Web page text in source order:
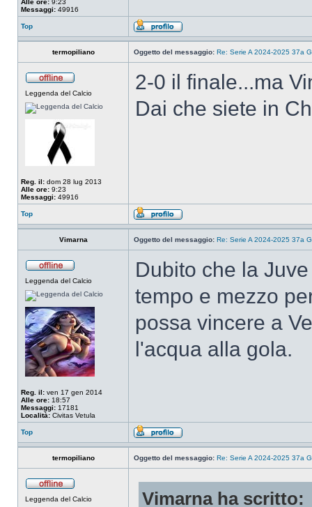
Alle ore: 9:23
Messaggi: 49916
Top
termopiliano Oggetto del messaggio: Re: Serie A 2024-2025 37a
Leggenda del Calcio
Reg. il: dom 28 lug 2013
Alle ore: 9:23
Messaggi: 49916
2-0 il finale...ma
Dai che siete in
Top
Vimarna Oggetto del messaggio: Re: Serie A 2024-2025 37a
Leggenda del Calcio
Reg. il: ven 17 gen 2014
Alle ore: 18:57
Messaggi: 17181
Località: Civitas Vetula
Dubito che la
tempo e mezzo
possa vincere a
l'acqua alla gola.
Top
termopiliano Oggetto del messaggio: Re: Serie A 2024-2025 37a
Leggenda del Calcio Vimarna ha scritto: